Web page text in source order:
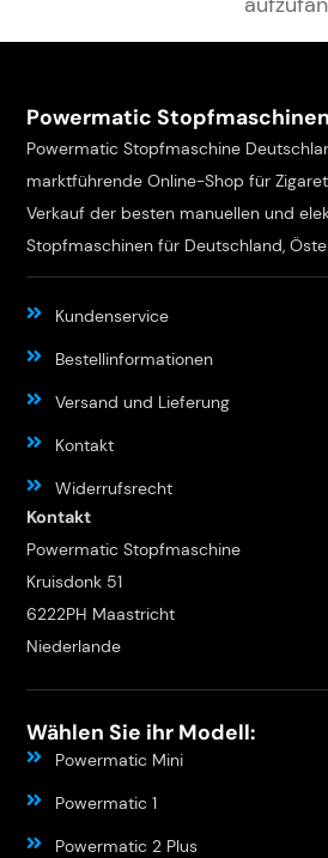
Powermatic
Powermatic Stopfmaschine
marktführende Online-Shop für
Verkauf der besten manuellen und
Stopfmaschinen für Deutschland,
Kundenservice
Bestellinformationen
Versand und Lieferung
Kontakt
Widerrufsrecht
Kontakt
Powermatic Stopfmaschine
Kruisdonk 51
6222PH Maastricht
Niederlande
Wählen Sie ihr Modell:
Powermatic Mini
Powermatic 1
Powermatic 2 Plus